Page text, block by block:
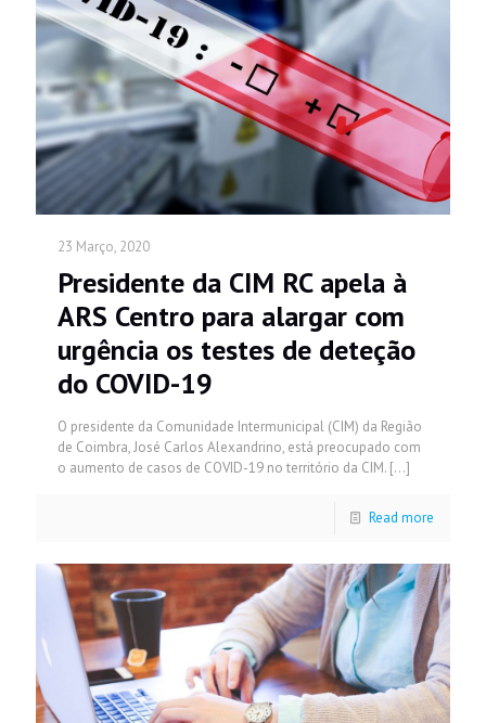
23 Março, 2020
Presidente da CIM RC apela à
ARS Centro para alargar com
urgência os testes de deteção
do COVID-19
O presidente da Comunidade Intermunicipal (CIM) da Região
de Coimbra, José Carlos Alexandrino, está preocupado com
o aumento de casos de COVID-19 no território da CIM. […]
Read more